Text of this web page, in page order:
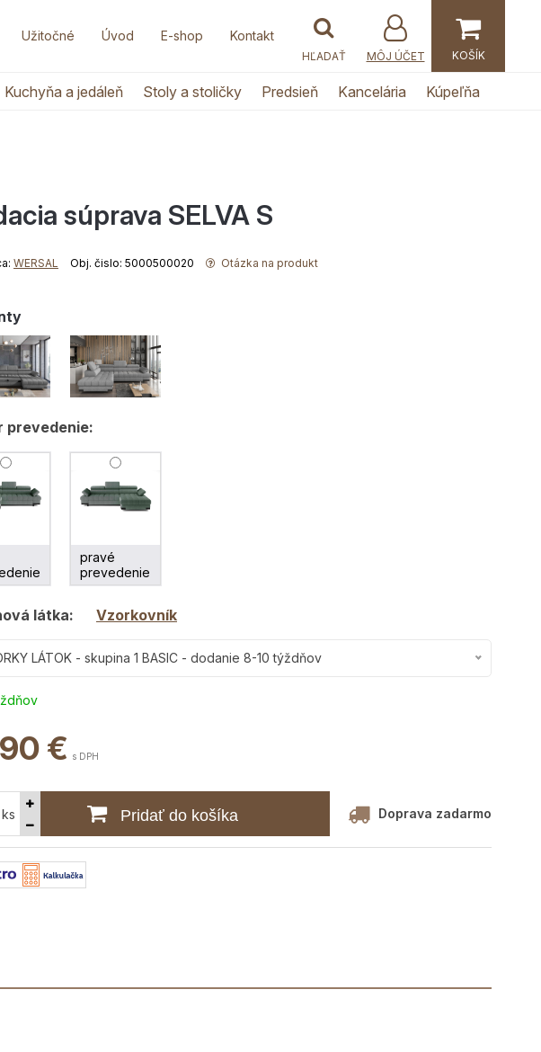
Užitočné Úvod E-shop Kontakt
MÔJ ÚČET
Kuchyňa a jedáleň Stoly a stoličky Predsieň Kancelária Kúpeľňa
súprava SELVA S
WERSAL Obj. čislo: 5000500020 Otázka na produkt
prevedenie:
pravé
prevedenie
látka: Vzorkovník
LÁTOK - skupina 1 BASIC - dodanie 8-10 týždňov
€ s DPH
ks Pridať do košíka Doprava zadarmo